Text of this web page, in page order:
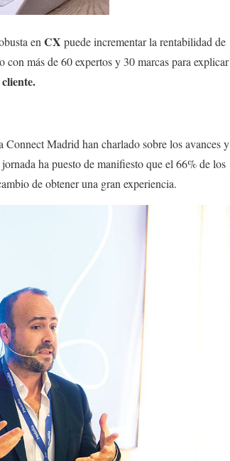
en CX puede incrementar la rentabilidad de
con más de 60 expertos y 30 marcas para explicar
Madrid han charlado sobre los avances y
ha puesto de manifiesto que el 66% de los
de obtener una gran experiencia.